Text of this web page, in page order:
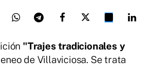
"Trajes tradicionales y
de Villaviciosa. Se trata